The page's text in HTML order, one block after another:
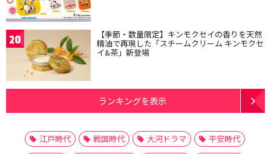
20 【季節・数量限定】キンモクセイの香りを天然
精油で再現した「スチームクリーム キンモクセ
イ&茶」新登場
ランキングを表示
江戸時代 戦国時代 大河ドラマ
平安時代